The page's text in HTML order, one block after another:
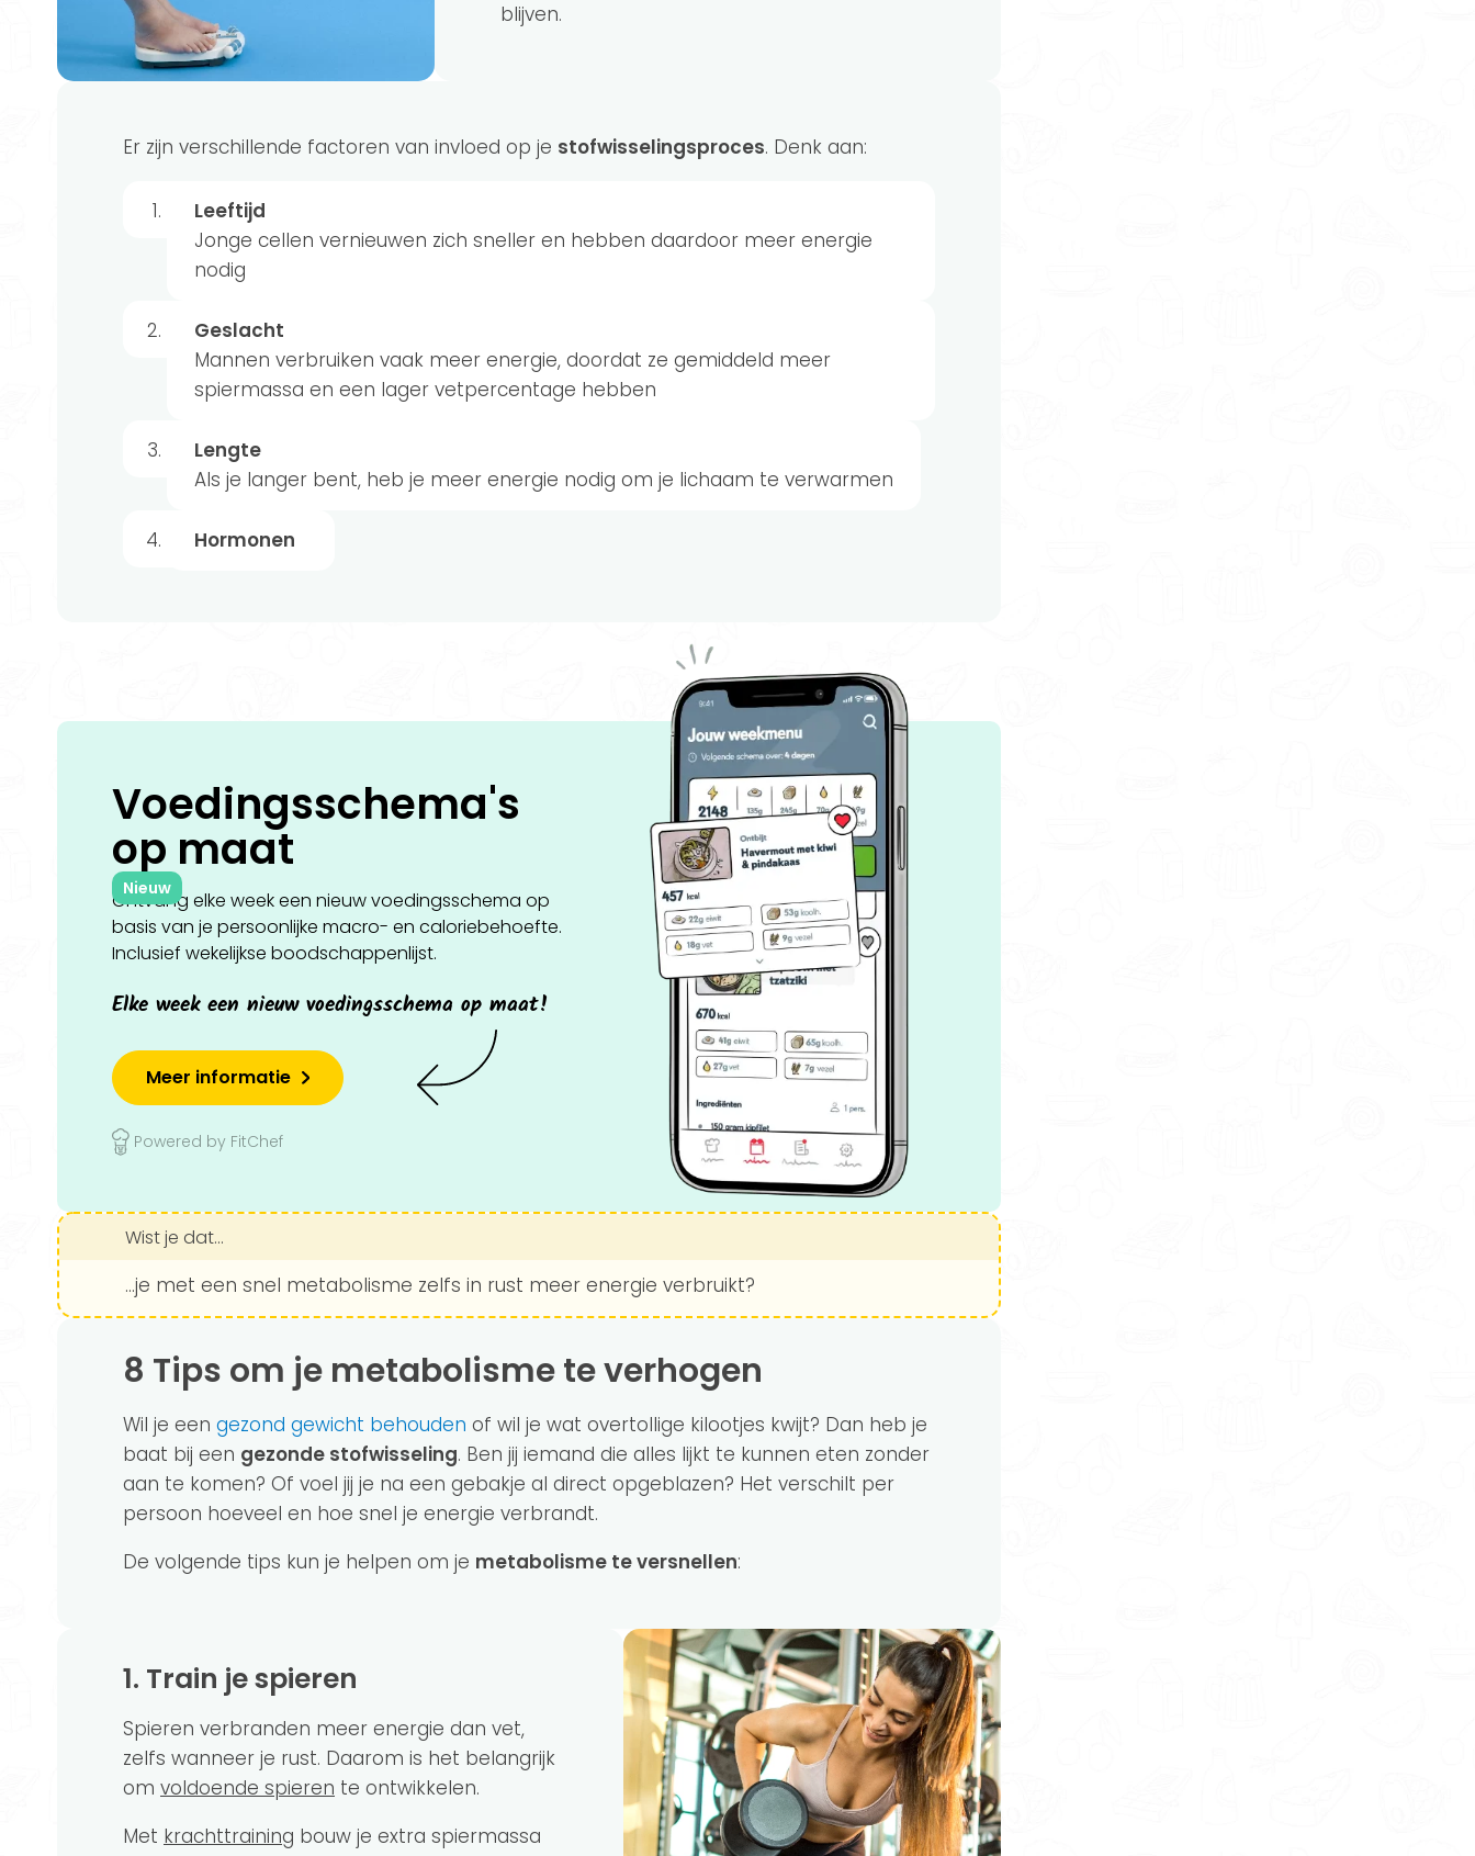
blijven.
Er zijn verschillende factoren van invloed op je stofwisselingsproces. Denk aan:
Leeftijd
Jonge cellen vernieuwen zich sneller en hebben daardoor meer energie
nodig
Geslacht
Mannen verbruiken vaak meer energie, doordat ze gemiddeld meer
spiermassa en een lager vetpercentage hebben
Lengte
Als je langer bent, heb je meer energie nodig om je lichaam te verwarmen
Hormonen
Voedingsschema's
op maat
Nieuw
Ontvang elke week een nieuw voedingsschema op
basis van je persoonlijke macro- en caloriebehoefte.
Inclusief wekelijkse boodschappenlijst.
Elke week een nieuw voedingsschema op maat!
Meer informatie
Powered by FitChef
Wist je dat...
...je met een snel metabolisme zelfs in rust meer energie verbruikt?
8 Tips om je metabolisme te verhogen
Wil je een gezond gewicht behouden of wil je wat overtollige kilootjes kwijt? Dan heb je
baat bij een gezonde stofwisseling. Ben jij iemand die alles lijkt te kunnen eten zonder
aan te komen? Of voel jij je na een gebakje al direct opgeblazen? Het verschilt per
persoon hoeveel en hoe snel je energie verbrandt.
De volgende tips kun je helpen om je metabolisme te versnellen:
1. Train je spieren
Spieren verbranden meer energie dan vet,
zelfs wanneer je rust. Daarom is het belangrijk
om voldoende spieren te ontwikkelen.
Met krachttraining bouw je extra spiermassa